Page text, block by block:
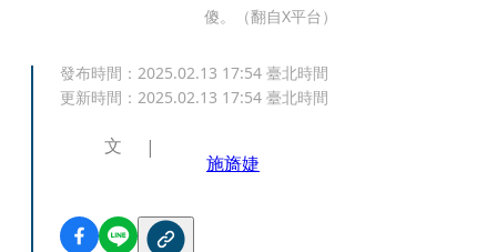
傻。（翻自X平台）
發布時間： 2025.02.13 17:54 臺北時間
更新時間： 2025.02.13 17:54 臺北時間
文
施旖婕